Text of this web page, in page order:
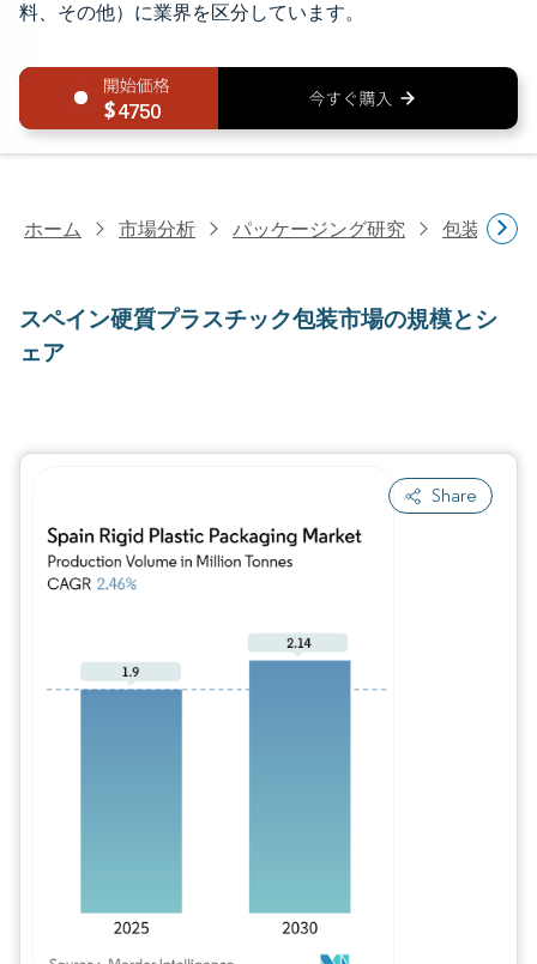
料、その他）に業界を区分しています。
4750
ホーム 市場分析 パッケージング研究 包装製品
スペイン硬質プラスチック包装市場の規模とシ
ェア
Share